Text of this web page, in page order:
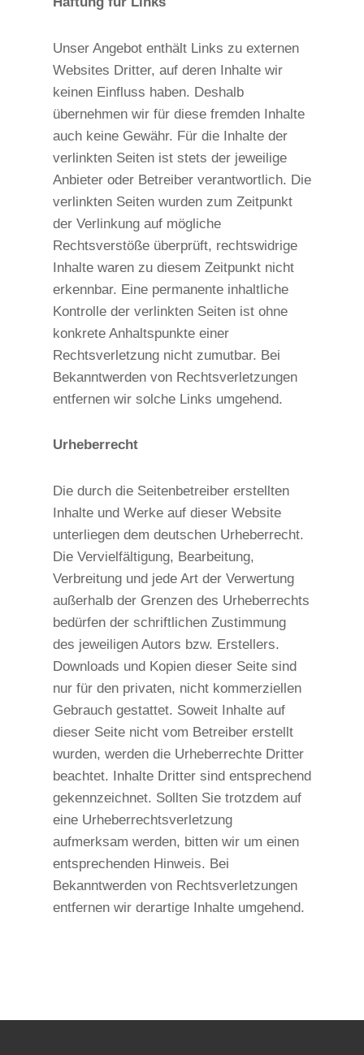
Unser Angebot enthält Links zu externen
Websites Dritter, auf deren Inhalte wir
keinen Einfluss haben. Deshalb
übernehmen wir für diese fremden Inhalte
auch keine Gewähr. Für die Inhalte der
verlinkten Seiten ist stets der jeweilige
Anbieter oder Betreiber verantwortlich. Die
verlinkten Seiten wurden zum Zeitpunkt
der Verlinkung auf mögliche
Rechtsverstöße überprüft, rechtswidrige
Inhalte waren zu diesem Zeitpunkt nicht
erkennbar. Eine permanente inhaltliche
Kontrolle der verlinkten Seiten ist ohne
konkrete Anhaltspunkte einer
Rechtsverletzung nicht zumutbar. Bei
Bekanntwerden von Rechtsverletzungen
entfernen wir solche Links umgehend.
Urheberrecht
Die durch die Seitenbetreiber erstellten
Inhalte und Werke auf dieser Website
unterliegen dem deutschen Urheberrecht.
Die Vervielfältigung, Bearbeitung,
Verbreitung und jede Art der Verwertung
außerhalb der Grenzen des Urheberrechts
bedürfen der schriftlichen Zustimmung
des jeweiligen Autors bzw. Erstellers.
Downloads und Kopien dieser Seite sind
nur für den privaten, nicht kommerziellen
Gebrauch gestattet. Soweit Inhalte auf
dieser Seite nicht vom Betreiber erstellt
wurden, werden die Urheberrechte Dritter
beachtet. Inhalte Dritter sind entsprechend
gekennzeichnet. Sollten Sie trotzdem auf
eine Urheberrechtsverletzung
aufmerksam werden, bitten wir um einen
entsprechenden Hinweis. Bei
Bekanntwerden von Rechtsverletzungen
entfernen wir derartige Inhalte umgehend.